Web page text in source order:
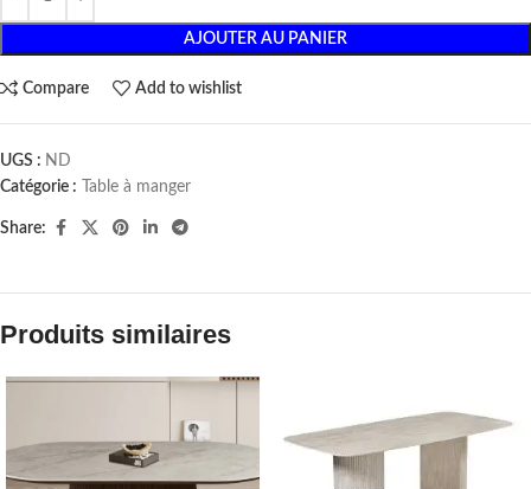
AJOUTER AU PANIER
Compare Add to wishlist
UGS : ND
Catégorie :
Table à manger
Share:
Produits similaires